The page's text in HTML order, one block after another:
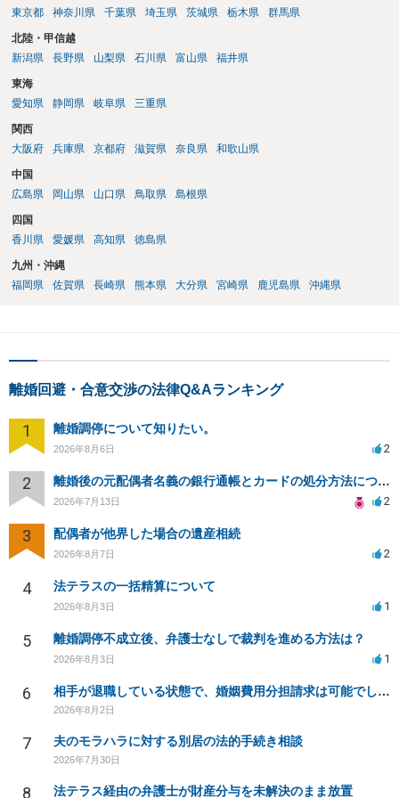
東京都 神奈川県 千葉県 埼玉県 茨城県 栃木県 群馬県
北陸・甲信越
新潟県
長野県 山梨県 石川県 富山県 福井県
東海
愛知県
静岡県 岐阜県 三重県
関西
大阪府
兵庫県 京都府 滋賀県 奈良県 和歌山県
中国
広島県
岡山県 山口県 鳥取県 島根県
四国
香川県
愛媛県 高知県 徳島県
九州・沖縄
福岡県
佐賀県 長崎県 熊本県 大分県 宮崎県 鹿児島県 沖縄県
離婚回避・合意交渉の法律Q&Aランキング
1 離婚調停について知りたい。
2026年8月6日 2
2 離婚後の元配偶者名義の銀行通帳とカードの処分方法について
2026年7月13日 2
3 配偶者が他界した場合の遺産相続
2026年8月7日 2
4 法テラスの一括精算について
2026年8月3日 1
5 離婚調停不成立後、弁護士なしで裁判を進める方法は？
2026年8月3日 1
6 相手が退職している状態で、婚姻費用分担請求は可能でしょうか？
2026年8月2日
7 夫のモラハラに対する別居の法的手続き相談
2026年7月30日
8 法テラス経由の弁護士が財産分与を未解決のまま放置